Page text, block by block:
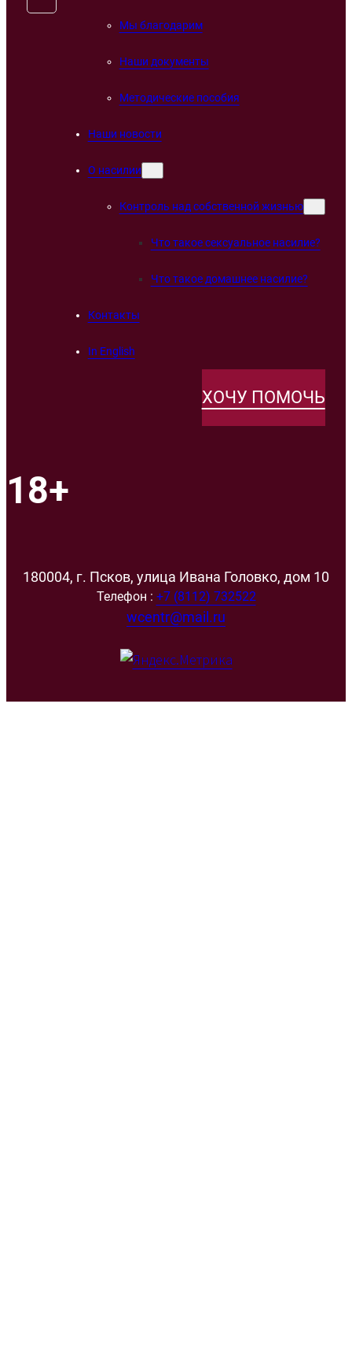
Мы благодарим
Наши документы
Методические пособия
Наши новости
О насилии
Контроль над собственной жизнью
Что такое сексуальное насилие?
Что такое домашнее насилие?
Контакты
In English
ХОЧУ ПОМОЧЬ
18+
180004, г. Псков, улица Ивана Головко, дом 10
Телефон : +7 (8112) 732522
wcentr@mail.ru